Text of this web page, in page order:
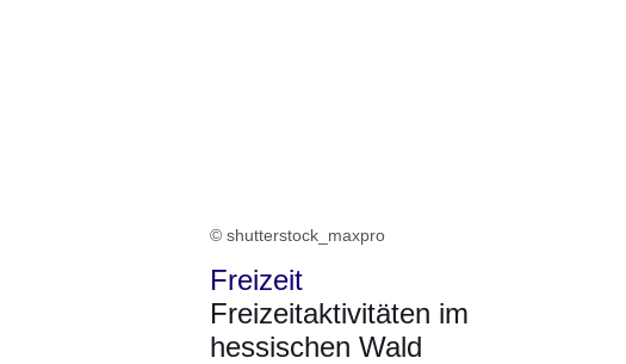
© shutterstock_maxpro
Freizeit
Freizeitaktivitäten im
hessischen Wald